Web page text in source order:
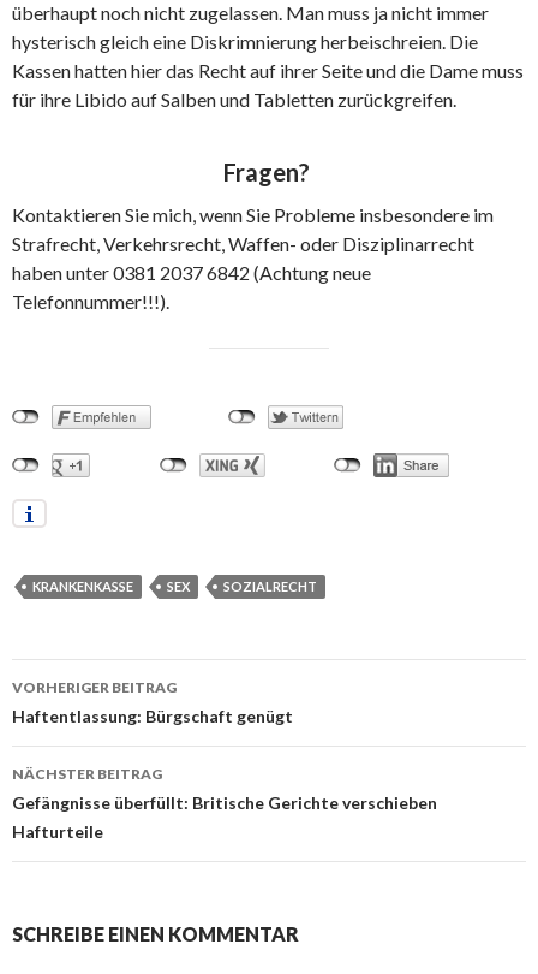
überhaupt noch nicht zugelassen. Man muss ja nicht immer
hysterisch gleich eine Diskrimnierung herbeischreien. Die
Kassen hatten hier das Recht auf ihrer Seite und die Dame muss
für ihre Libido auf Salben und Tabletten zurückgreifen.
Fragen?
Kontaktieren Sie mich, wenn Sie Probleme insbesondere im
Strafrecht, Verkehrsrecht, Waffen- oder Disziplinarrecht
haben unter 0381 2037 6842 (Achtung neue
Telefonnummer!!!).
KRANKENKASSE SEX SOZIALRECHT
Beitrags-
Navigation
VORHERIGER BEITRAG
Haftentlassung: Bürgschaft genügt
NÄCHSTER BEITRAG
Gefängnisse überfüllt: Britische Gerichte verschieben
Hafturteile
SCHREIBE EINEN KOMMENTAR